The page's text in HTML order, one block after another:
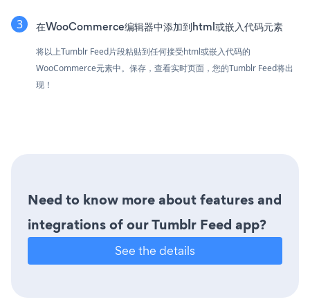
在WooCommerce编辑器中添加到html或嵌入代码元素
将以上Tumblr Feed片段粘贴到任何接受html或嵌入代码的
WooCommerce元素中。保存，查看实时页面，您的Tumblr Feed将出
现！
Need to know more about features and
integrations of our Tumblr Feed app?
See the details